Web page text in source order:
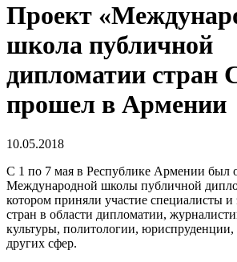
Проект
школа публичной
дипломатии стран
прошел в Армении
10.05.2018
С 1 по 7 мая в Республике Армении был
Международной школы публичной
котором приняли участие специалисты и
стран в области дипломатии,
культуры, политологии, юриспруденции,
других сфер.